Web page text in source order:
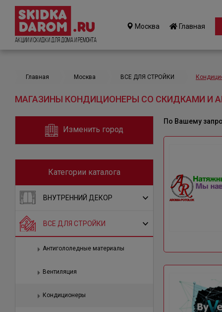
Акции и Скидки для дома и ремонта
Москва Главная
Главная Москва ВСЕ ДЛЯ СТРОЙКИ
МАГАЗИНЫ КОНДИЦИОНЕРЫ СО СКИДКАМИ И
Изменить город
Категории каталога
ВНУТРЕННИЙ ДЕКОР
ВСЕ ДЛЯ СТРОЙКИ
Антигололедные материалы
Вентиляция
Кондиционеры
По Вашему